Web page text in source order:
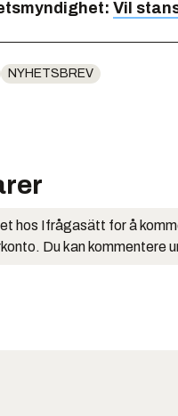
Vil
NYHETSBREV
hos Ifrågasätt for å
Du kan kommentere